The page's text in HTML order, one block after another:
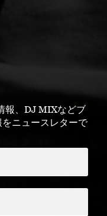
報、DJ MIXなどブ
をニュースレターで